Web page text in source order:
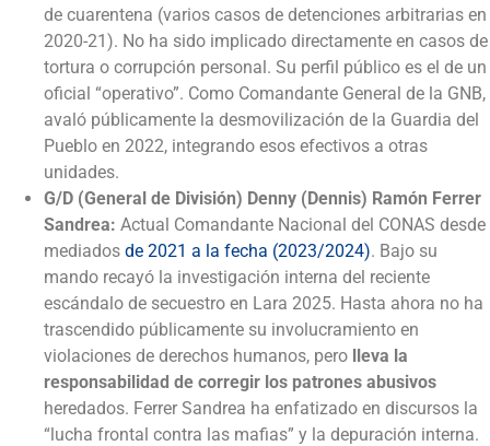
de cuarentena (varios casos de detenciones arbitrarias en
2020-21). No ha sido implicado directamente en casos de
tortura o corrupción personal. Su perfil público es el de un
oficial “operativo”. Como Comandante General de la GNB,
avaló públicamente la desmovilización de la Guardia del
Pueblo en 2022, integrando esos efectivos a otras
unidades.
G/D (General de División) Denny (Dennis) Ramón Ferrer
Sandrea: Actual Comandante Nacional del CONAS desde
mediados de 2021 a la fecha (2023/2024). Bajo su
mando recayó la investigación interna del reciente
escándalo de secuestro en Lara 2025. Hasta ahora no ha
trascendido públicamente su involucramiento en
violaciones de derechos humanos, pero lleva la
responsabilidad de corregir los patrones abusivos
heredados. Ferrer Sandrea ha enfatizado en discursos la
“lucha frontal contra las mafias” y la depuración interna.